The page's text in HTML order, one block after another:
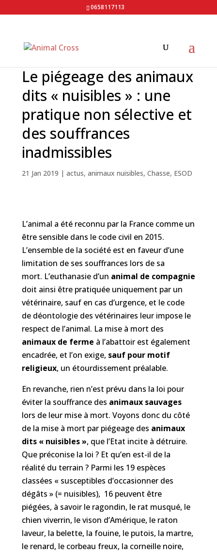
0658117113
Le piégeage des animaux
dits « nuisibles » : une
pratique non sélective et
des souffrances
inadmissibles
21 Jan 2019 | actus, animaux nuisibles, Chasse, ESOD
L’animal a été reconnu par la France comme un
être sensible dans le code civil en 2015.
L’ensemble de la société est en faveur d’une
limitation de ses souffrances lors de sa
mort. L’euthanasie d’un animal de compagnie
doit ainsi être pratiquée uniquement par un
vétérinaire, sauf en cas d’urgence, et le code
de déontologie des vétérinaires leur impose le
respect de l’animal. La mise à mort des
animaux de ferme à l’abattoir est également
encadrée, et l’on exige, sauf pour motif
religieux, un étourdissement préalable.
En revanche, rien n’est prévu dans la loi pour
éviter la souffrance des animaux sauvages
lors de leur mise à mort. Voyons donc du côté
de la mise à mort par piégeage des animaux
dits « nuisibles », que l’Etat incite à détruire.
Que préconise la loi ? Et qu’en est-il de la
réalité du terrain ? Parmi les 19 espèces
classées « susceptibles d’occasionner des
dégâts » (= nuisibles), 16 peuvent être
piégées, à savoir le ragondin, le rat musqué, le
chien viverrin, le vison d’Amérique, le raton
laveur, la belette, la fouine, le putois, la martre,
le renard, le corbeau freux, la corneille noire,